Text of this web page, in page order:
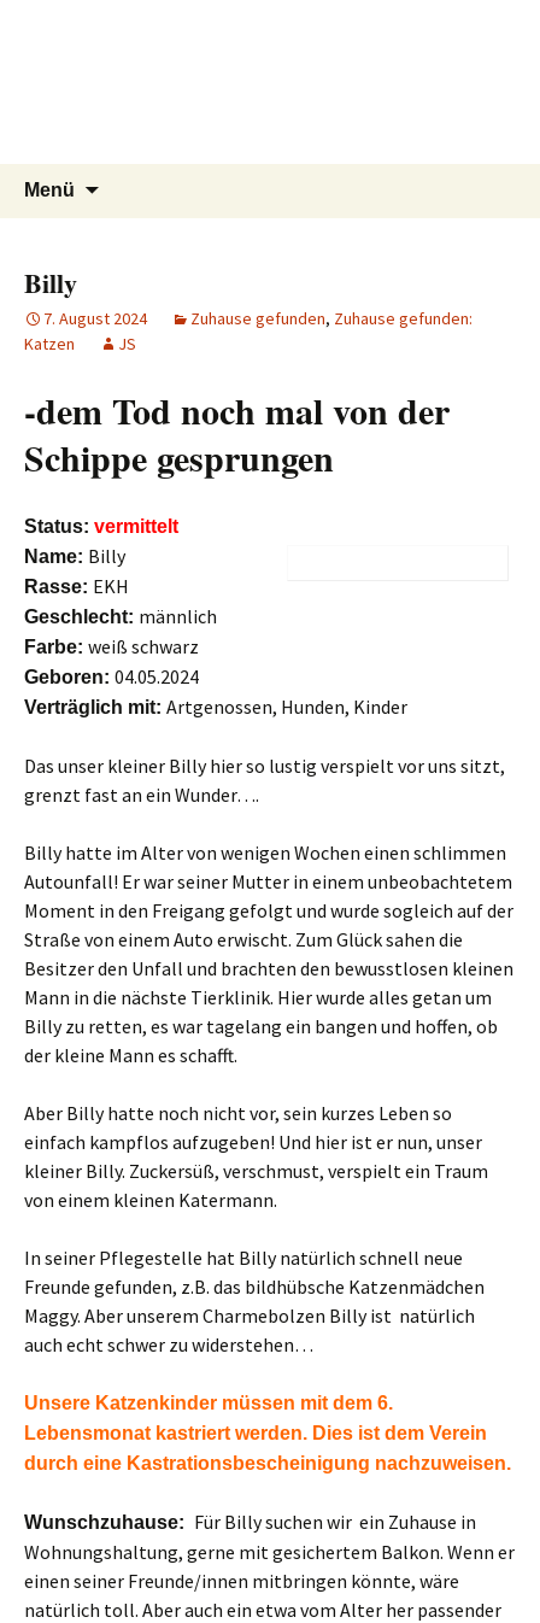
Tier Natur und Artenschutz
Siebengebirge e.V.
Tierschutzverein seit 1985 im
Siebengebirge – Orscheider
Menü
Billy
7. August 2024 Zuhause gefunden, Zuhause gefunden:
Katzen
JS
-dem Tod noch mal von der
Schippe gesprungen
Status: vermittelt
Name: Billy
Rasse: EKH
Geschlecht: männlich
Farbe: weiß schwarz
Geboren: 04.05.2024
Verträglich mit: Artgenossen, Hunden, Kinder
Das unser kleiner Billy hier so lustig verspielt vor uns sitzt,
grenzt fast an ein Wunder….
Billy hatte im Alter von wenigen Wochen einen schlimmen
Autounfall! Er war seiner Mutter in einem unbeobachtetem
Moment in den Freigang gefolgt und wurde sogleich auf der
Straße von einem Auto erwischt. Zum Glück sahen die
Besitzer den Unfall und brachten den bewusstlosen kleinen
Mann in die nächste Tierklinik. Hier wurde alles getan um
Billy zu retten, es war tagelang ein bangen und hoffen, ob
der kleine Mann es schafft.
Aber Billy hatte noch nicht vor, sein kurzes Leben so
einfach kampflos aufzugeben! Und hier ist er nun, unser
kleiner Billy. Zuckersüß, verschmust, verspielt ein Traum
von einem kleinen Katermann.
In seiner Pflegestelle hat Billy natürlich schnell neue
Freunde gefunden, z.B. das bildhübsche Katzenmädchen
Maggy. Aber unserem Charmebolzen Billy ist natürlich
auch echt schwer zu widerstehen…
Unsere Katzenkinder müssen mit dem 6.
Lebensmonat kastriert werden. Dies ist dem Verein
durch eine Kastrationsbescheinigung nachzuweisen.
Wunschzuhause: Für Billy suchen wir ein Zuhause in
Wohnungshaltung, gerne mit gesichertem Balkon. Wenn er
einen seiner Freunde/innen mitbringen könnte, wäre
natürlich toll. Aber auch ein etwa vom Alter her passender